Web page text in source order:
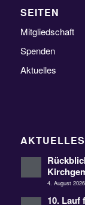
SEITEN
Mitgliedschaft
Spenden
Aktuelles
AKTUELLES
4. August
10. Lauf